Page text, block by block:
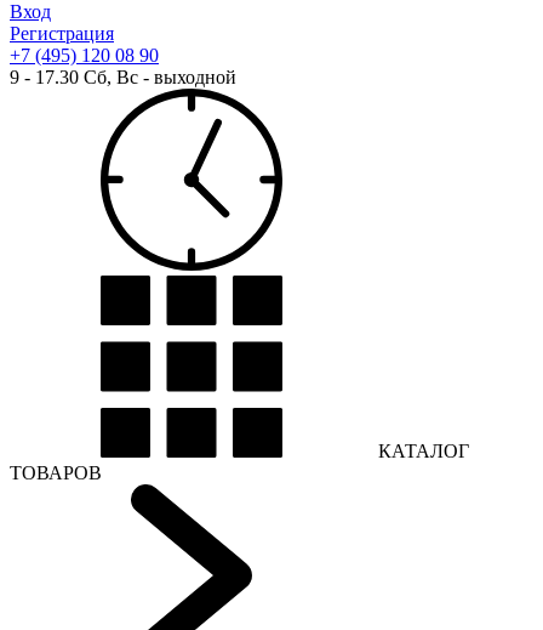
Вход
Регистрация
+7 (495) 120 08 90
9 - 17.30 Сб, Вс - выходной
КАТАЛОГ
ТОВАРОВ